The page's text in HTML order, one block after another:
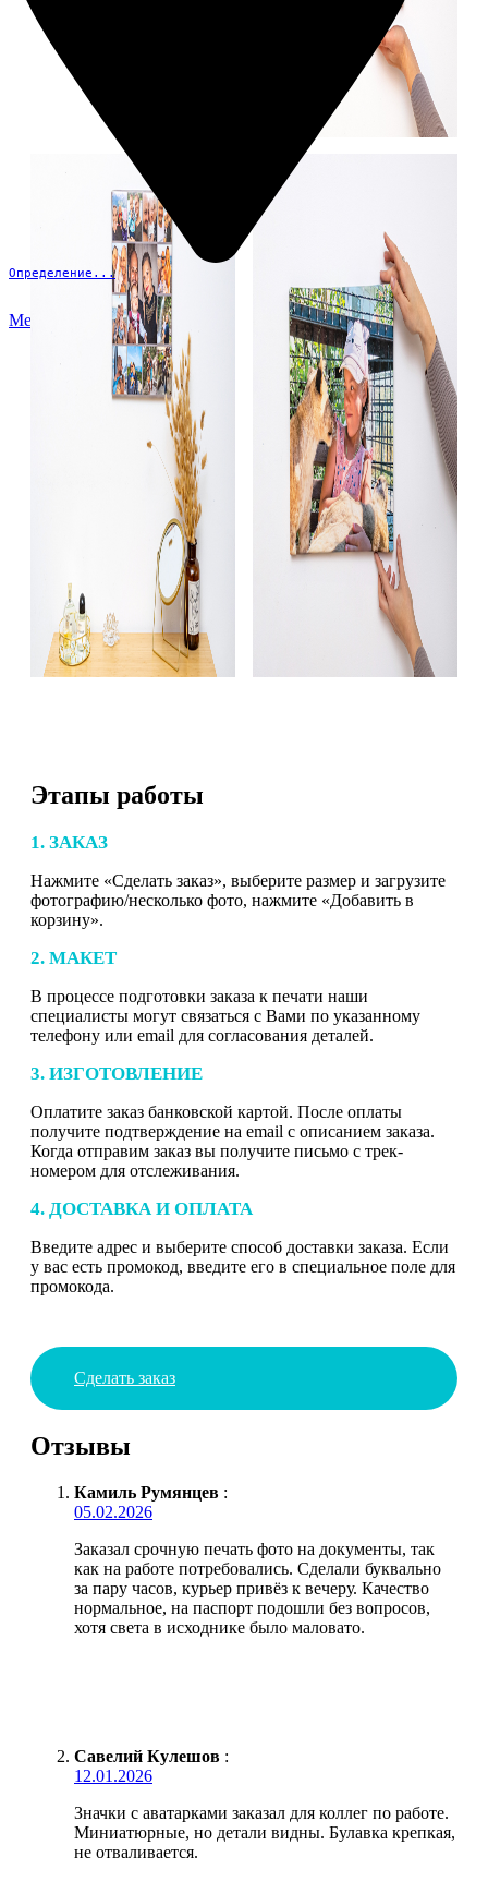
Определение...
Меню
Этапы работы
1. ЗАКАЗ
Нажмите «Сделать заказ», выберите размер и загрузите
фотографию/несколько фото, нажмите «Добавить в
корзину».
2. МАКЕТ
В процессе подготовки заказа к печати наши
специалисты могут связаться с Вами по указанному
телефону или email для согласования деталей.
3. ИЗГОТОВЛЕНИЕ
Оплатите заказ банковской картой. После оплаты
получите подтверждение на email с описанием заказа.
Когда отправим заказ вы получите письмо с трек-
номером для отслеживания.
4. ДОСТАВКА И ОПЛАТА
Введите адрес и выберите способ доставки заказа. Если
у вас есть промокод, введите его в специальное поле для
промокода.
Сделать заказ
Отзывы
Камиль Румянцев :
05.02.2026
Заказал срочную печать фото на документы, так
как на работе потребовались. Сделали буквально
за пару часов, курьер привёз к вечеру. Качество
нормальное, на паспорт подошли без вопросов,
хотя света в исходнике было маловато.
Савелий Кулешов :
12.01.2026
Значки с аватарками заказал для коллег по работе.
Миниатюрные, но детали видны. Булавка крепкая,
не отваливается.